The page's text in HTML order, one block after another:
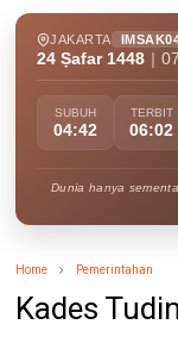
JAKARTA IMSAK
24 Ṣafar 1448
SUBUH
04:42
TERBIT
06:02
Dunia hanya
Home Pemerintahan
Kades